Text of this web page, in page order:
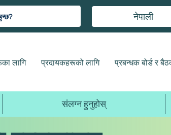
नेपाली
लागि प्रदायकहरूको लागि प्रबन्धक बोर्ड र
संलग्न हुनुहोस्